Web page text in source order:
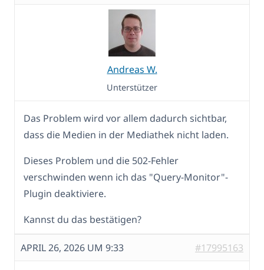
Andreas W.
Unterstützer
Das Problem wird vor allem dadurch sichtbar,
dass die Medien in der Mediathek nicht laden.
Dieses Problem und die 502-Fehler
verschwinden wenn ich das "Query-Monitor"-
Plugin deaktiviere.
Kannst du das bestätigen?
APRIL 26, 2026 UM 9:33 #17995163